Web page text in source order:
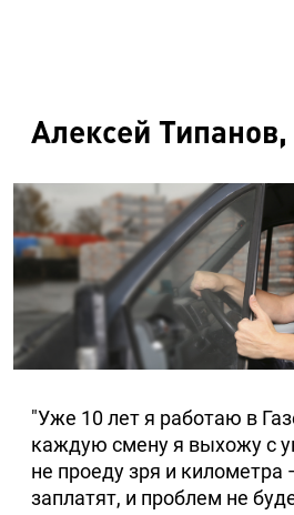
Алексей
"Уже 10 лет я работаю в
каждую смену я выхожу с
не проеду зря и километра
заплатят, и проблем не